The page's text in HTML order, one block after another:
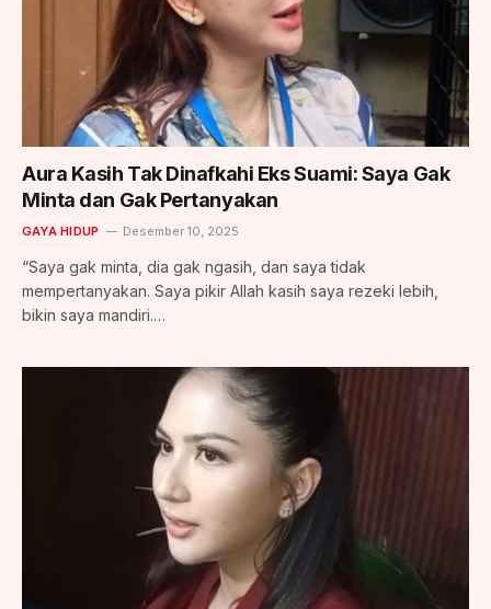
Aura Kasih Tak Dinafkahi Eks Suami: Saya Gak
Minta dan Gak Pertanyakan
GAYA HIDUP Desember 10, 2025
“Saya gak minta, dia gak ngasih, dan saya tidak
mempertanyakan. Saya pikir Allah kasih saya rezeki lebih,
bikin saya mandiri.…